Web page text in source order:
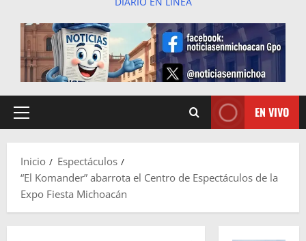
Menú
EN VIVO
Inicio
Espectáculos
“El Komander” abarrota el Centro de Espectáculos de la
Expo Fiesta Michoacán